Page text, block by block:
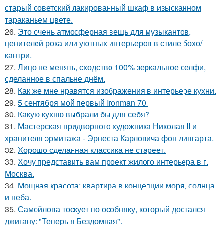
старый советский лакированный шкаф в изысканном
тараканьем цвете.
26. Это очень атмосферная вещь для музыкантов,
ценителей рока или уютных интерьеров в стиле бохо/
кантри.
27. Лицо не менять, сходство 100% зеркальное селфи,
сделанное в спальне днём.
28. Как же мне нравятся изображения в интерьере кухни.
29. 5 сентября мой первый Ironman 70.
30. Какую кухню выбрали бы для себя?
31. Мастерская придворного художника Николая II и
хранителя эрмитажа - Эрнеста Карловича фон липгарта.
32. Хорошо сделанная классика не стареет.
33. Хочу представить вам проект жилого интерьера в г.
Москва.
34. Мощная красота: квартира в концепции моря, солнца
и неба.
35. Самойлова тоскует по особняку, который достался
джигану: "Теперь я Бездомная".